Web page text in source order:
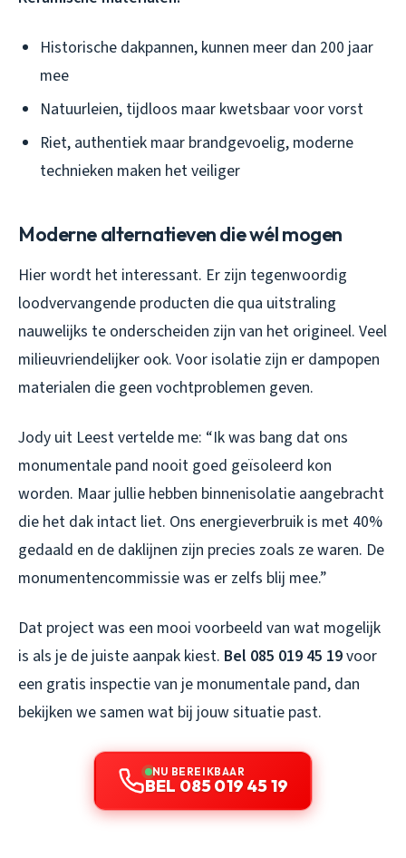
Historische dakpannen, kunnen meer dan 200 jaar
mee
Natuurleien, tijdloos maar kwetsbaar voor vorst
Riet, authentiek maar brandgevoelig, moderne
technieken maken het veiliger
Moderne alternatieven die wél mogen
Hier wordt het interessant. Er zijn tegenwoordig
loodvervangende producten die qua uitstraling
nauwelijks te onderscheiden zijn van het origineel. Veel
milieuvriendelijker ook. Voor isolatie zijn er dampopen
materialen die geen vochtproblemen geven.
Jody uit Leest vertelde me: “Ik was bang dat ons
monumentale pand nooit goed geïsoleerd kon
worden. Maar jullie hebben binnenisolatie aangebracht
die het dak intact liet. Ons energieverbruik is met 40%
gedaald en de daklijnen zijn precies zoals ze waren. De
monumentencommissie was er zelfs blij mee.”
Dat project was een mooi voorbeeld van wat mogelijk
is als je de juiste aanpak kiest. Bel 085 019 45 19voor
een gratis inspectie van je monumentale pand, dan
bekijken we samen wat bij jouw situatie past.
NU BEREIKBAAR
BEL 085 019 45 19